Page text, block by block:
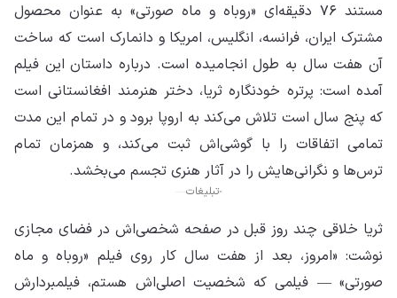
مستند ۷۶ دقیقه‌ای «روباه و ماه صورتی» به عنوان محصول
مشترک ایران، فرانسه، انگلیس، امریکا و دانمارک است که ساخت
آن هفت سال به طول انجامیده است. درباره داستان این فیلم
آمده است: پرتره خودنگاره ثریا، دختر هنرمند افغانستانی است
که پنج سال است تلاش می‌کند به اروپا برود و در تمام این مدت
تمامی اتفاقات را با گوشی‌اش ثبت می‌کند، و همزمان تمام
ترس‌ها و نگرانی‌هایش را در آثار هنری تجسم می‌بخشد.
تبلیغات
ثریا خلاقی چند روز قبل در صفحه شخصی‌اش در فضای مجازی
نوشت: «امروز، بعد از هفت سال کار روی فیلم «روباه و ماه
صورتی» — فیلمی که شخصیت اصلی‌اش هستم، فیلمبردارش